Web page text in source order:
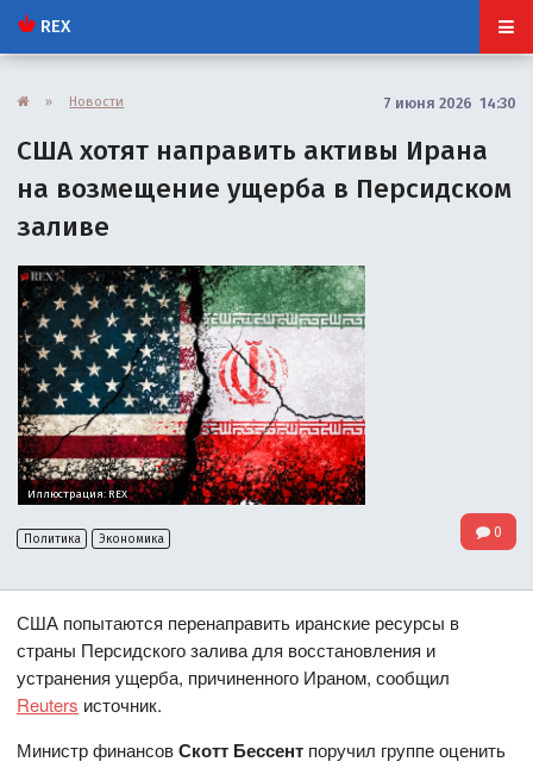
REX
» Новости 7 июня 2026 14:30
США хотят направить активы Ирана
на возмещение ущерба в Персидском
заливе
Иллюстрация: REX
Политика Экономика 0
США попытаются перенаправить иранские ресурсы в
страны Персидского залива для восстановления и
устранения ущерба, причиненного Ираном, сообщил
Reuters источник.
Министр финансовСкотт Бессент поручил группе оценить